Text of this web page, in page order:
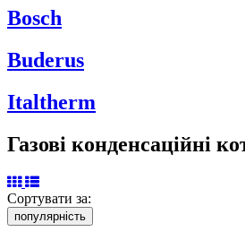
Bosch
Buderus
Italtherm
Газові конденсаційні
Сортувати за:
популярність